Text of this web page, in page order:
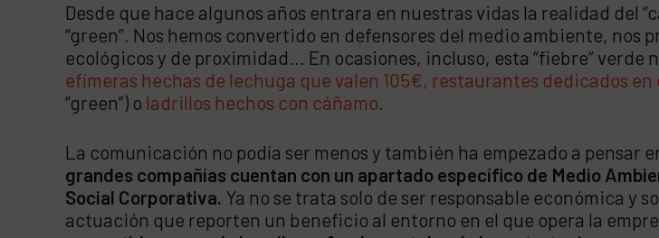
Desde que hace algunos años entrara en nuestras vidas la realidad del
“green”. Nos hemos convertido en defensores del medio ambiente,
ecológicos y de proximidad… En ocasiones, incluso, esta “fiebre” verde
efímeras hechas de lechuga que valen 105€, restaurantes dedicados
“green”) o ladrillos hechos con cáñamo.
La comunicación no podía ser menos y también ha empezado a pensar
grandes compañías cuentan con un apartado específico de Medio
Social Corporativa. Ya no se trata solo de ser responsable económica y
actuación que reporten un beneficio al entorno en el que opera la